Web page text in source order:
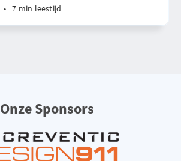
• 7 min leestijd
Onze Sponsors